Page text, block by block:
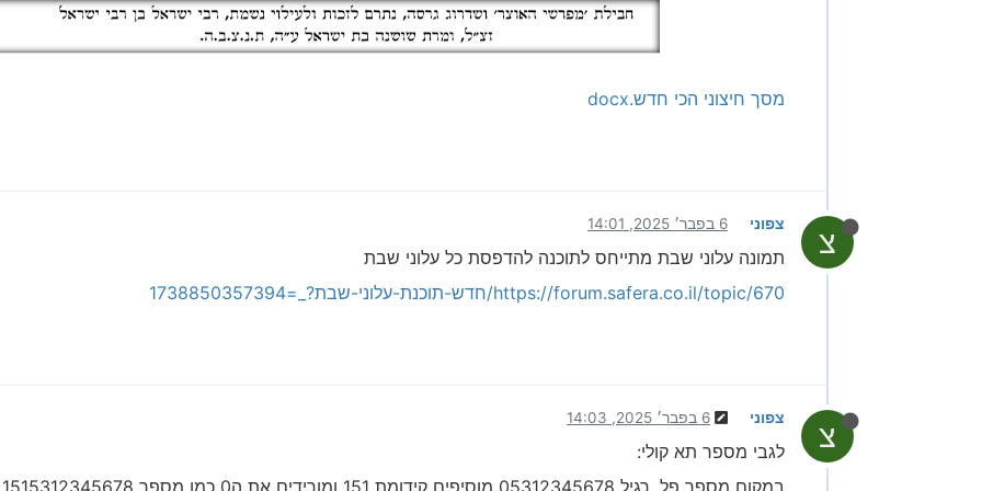
מסך חיצוני הכי חדש.docx
צ צפוני 6 בפבר׳ 2025, 14:01
תמונה עלוני שבת מתייחס לתוכנה להדפסת כל עלוני שבת
https://forum.safera.co.il/topic/670/חדש-תוכנת-עלוני-שבת?_=1738850357394
צ צפוני 6 בפבר׳ 2025, 14:03
לגבי מספר תא קולי:
במקום מספר פל. רגיל 05312345678 מוסיפים קידומת 151 ומורידים את ה0 כמו מספר 1515312345678